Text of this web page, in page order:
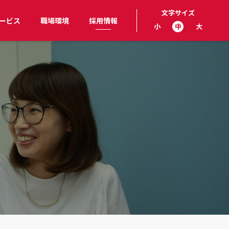
ビス 職場環境 採用情報
文字サイズ
小
中 大